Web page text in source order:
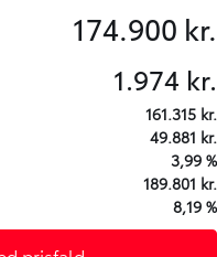
174.900 kr.
1.974 kr.
161.315 kr.
49.881 kr.
3,99 %
189.801 kr.
8,19 %